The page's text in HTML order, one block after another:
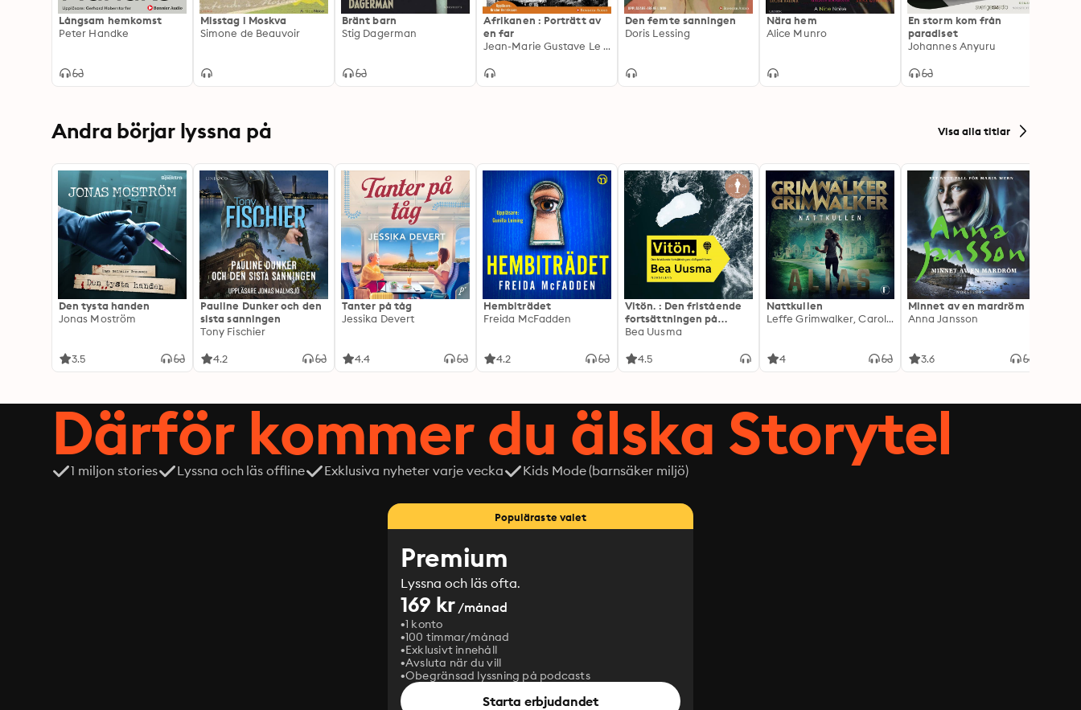
Långsam hemkomst
Peter Handke
Misstag i Moskva
Simone de Beauvoir
Bränt barn
Stig Dagerman
Afrikanen : Porträtt av
en far
Jean-Marie Gustave Le Clézio
Den femte sanningen
Doris Lessing
Nära hem
Alice Munro
En storm kom från
paradiset
Johannes Anyuru
Andra börjar lyssna på Visa alla titlar
Den tysta handen
Jonas Moström
3.5
Pauline Dunker och den
sista sanningen
Tony Fischier
4.2
Tanter på tåg
Jessika Devert
4.4
Hembiträdet
Freida McFadden
4.2
Vitön. : Den fristående
fortsättningen på
Expeditionen
Bea Uusma
4.5
Nattkullen
Leffe Grimwalker, Caroline Grimwalker
4
Minnet av en mardröm
Anna Jansson
3.6
Därför kommer du älska Storytel
1 miljon stories Lyssna och läs offline Exklusiva nyheter varje vecka Kids Mode (barnsäker miljö)
Populäraste valet
Premium
Lyssna och läs ofta.
169 kr/månad
1 konto
100 timmar/månad
Exklusivt innehåll
Avsluta när du vill
Obegränsad lyssning på podcasts
Starta erbjudandet